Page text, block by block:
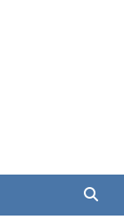
война
Новороссии, ДНР,